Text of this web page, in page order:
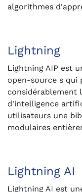
algorithmes
Lightning
Lightning AIP est
open-source s qui
considérablement
d'intelligence
utilisateurs une
modulaires
Lightning AI
Lightning AI est